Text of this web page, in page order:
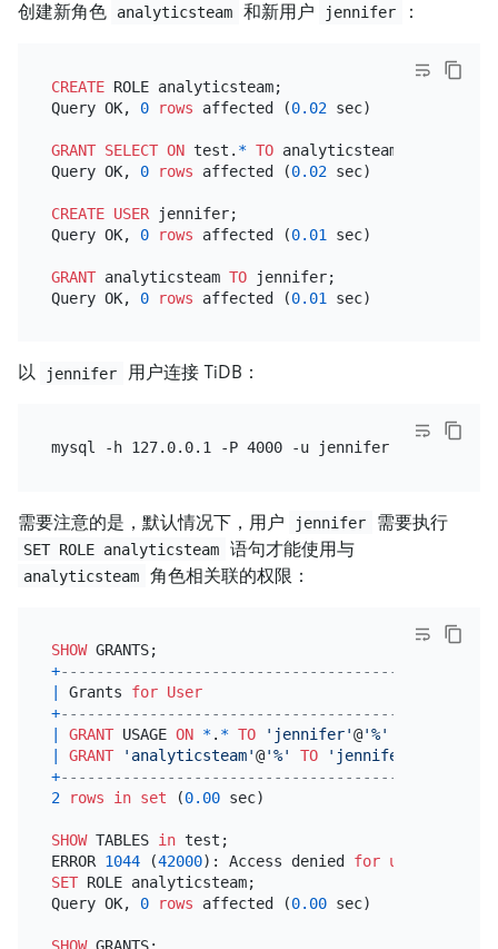
创建新角色 analyticsteam 和新用户 jennifer ：
CREATE ROLE analyticsteam;
Query OK, 0 rows affected (0.02 sec)
GRANT SELECT ON test. * TO analyticsteam;
Query OK, 0 rows affected (0.02 sec)
CREATE USER jennifer;
Query OK, 0 rows affected (0.01 sec)
GRANT analyticsteam TO jennifer;
Query OK, 0 rows affected (0.01
以 jennifer 用户连接 TiDB：
mysql -h 127.0.0.1 -P 4000 -u jennifer
需要注意的是，默认情况下，用户 jennifer 需要执行
SET ROLE analyticsteam 语句才能使用与
analyticsteam 角色相关联的权限：
SHOW
+---------------------------------------------+
Grants for User
+---------------------------------------------+
GRANT USAGE ON *. * TO 'jennifer'@'%'
GRANT 'analyticsteam'@'%' TO 'jennifer'
+---------------------------------------------+
2
rows in set (0.00 sec)
SHOW TABLES in test;
ERROR 1044 (42000): Access denied for user
SET ROLE analyticsteam;
Query OK, 0 rows affected (0.00 sec)